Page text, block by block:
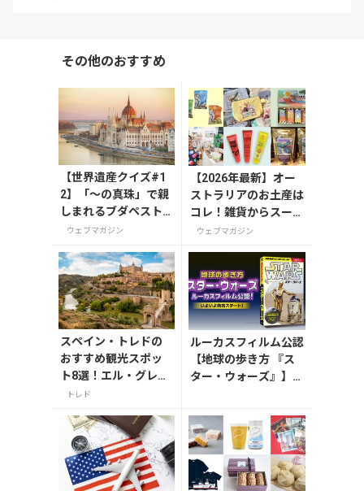
その他のおすすめ
【世界遺産クイズ#1
2】「～の真珠」で親
しまれるブダペスト
の愛称は何？
ウェブマガジン
【2026年最新】オー
ストラリアのお土産は
コレ！雑貨からスーパ
ーでも買えるグルメま
ウェブマガジン
スペイン・トレドの
おすすめ観光スポッ
ト8選！エル・グレコ
の傑作や古都の魅力
トレド
ルーカスフィルム公認
【地球の歩き方 『ス
ター・ウォーズ』】が
の特製リバーシブル帯
付き